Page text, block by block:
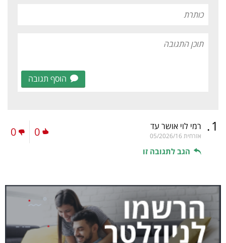
הוסף תגובה
1
. רמי לוי אושר עד
אזרחית 05/2026/16
הגב לתגובה זו
0
0